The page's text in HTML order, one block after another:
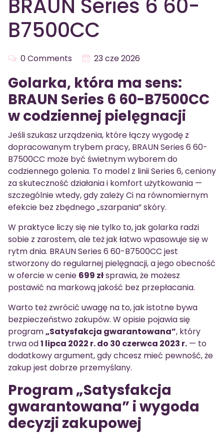
BRAUN Series 6 60-
B7500CC
0 Comments 23 cze 2026
Golarka, która ma sens:
BRAUN Series 6 60-B7500CC
w codziennej pielęgnacji
Jeśli szukasz urządzenia, które łączy wygodę z
dopracowanym trybem pracy, BRAUN Series 6 60-
B7500CC może być świetnym wyborem do
codziennego golenia. To model z linii Series 6, ceniony
za skuteczność działania i komfort użytkowania —
szczególnie wtedy, gdy zależy Ci na równomiernym
efekcie bez zbędnego „szarpania” skóry.
W praktyce liczy się nie tylko to, jak golarka radzi
sobie z zarostem, ale też jak łatwo wpasowuje się w
rytm dnia. BRAUN Series 6 60-B7500CC jest
stworzony do regularnej pielęgnacji, a jego obecność
w ofercie w cenie 699 złsprawia, że możesz
postawić na markową jakość bez przepłacania.
Warto też zwrócić uwagę na to, jak istotne bywa
bezpieczeństwo zakupów. W opisie pojawia się
program„Satysfakcja gwarantowana”, który
trwa od1 lipca 2022 r. do 30 czerwca 2023 r. — to
dodatkowy argument, gdy chcesz mieć pewność, że
zakup jest dobrze przemyślany.
Program „Satysfakcja
gwarantowana” i wygoda
decyzji zakupowej